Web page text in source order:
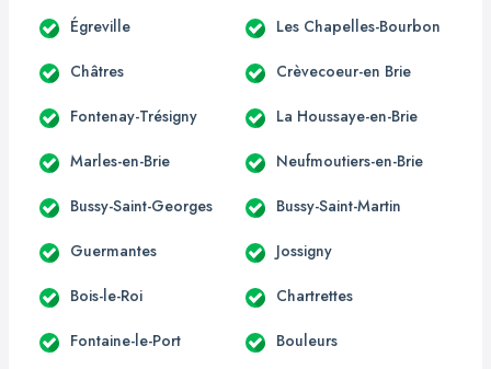
Égreville Les Chapelles-Bourbon
Châtres Crèvecoeur-en Brie
Fontenay-Trésigny La Houssaye-en-Brie
Marles-en-Brie Neufmoutiers-en-Brie
Bussy-Saint-Georges Bussy-Saint-Martin
Guermantes Jossigny
Bois-le-Roi Chartrettes
Fontaine-le-Port Bouleurs